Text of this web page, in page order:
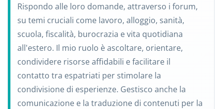
Rispondo alle loro domande, attraverso i forum,
su temi cruciali come lavoro, alloggio, sanità,
scuola, fiscalità, burocrazia e vita quotidiana
all'estero. Il mio ruolo è ascoltare, orientare,
condividere risorse affidabili e facilitare il
contatto tra espatriati per stimolare la
condivisione di esperienze. Gestisco anche la
comunicazione e la traduzione di contenuti per la